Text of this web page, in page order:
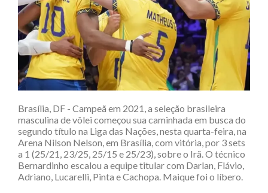
Brasília, DF - Campeã em 2021, a seleção brasileira
masculina de vôlei começou sua caminhada em busca do
segundo título na Liga das Nações, nesta quarta-feira, na
Arena Nilson Nelson, em Brasília, com vitória, por 3 sets
a 1 (25/21, 23/25, 25/15 e 25/23), sobre o Irã. O técnico
Bernardinho escalou a equipe titular com Darlan, Flávio,
Adriano, Lucarelli, Pinta e Cachopa. Maique foi o líbero.